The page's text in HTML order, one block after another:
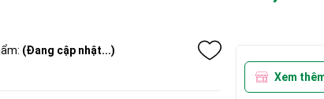
(Đang cập nhật...)
Xem